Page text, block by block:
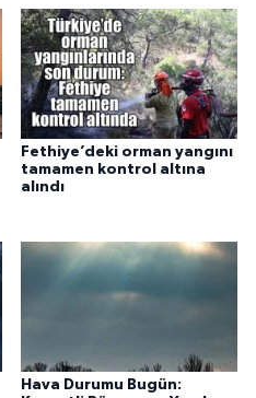
Fethiye’deki orman yangını
tamamen kontrol altına
alındı
Hava Durumu Bugün: